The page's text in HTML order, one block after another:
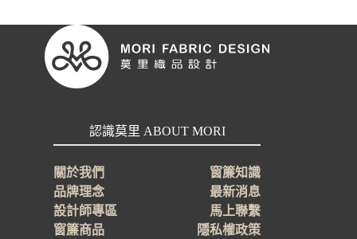
認識莫里 ABOUT MORI
關於我們
品牌理念
設計師專區
窗簾商品
窗簾知識
最新消息
馬上聯繫
隱私權政策